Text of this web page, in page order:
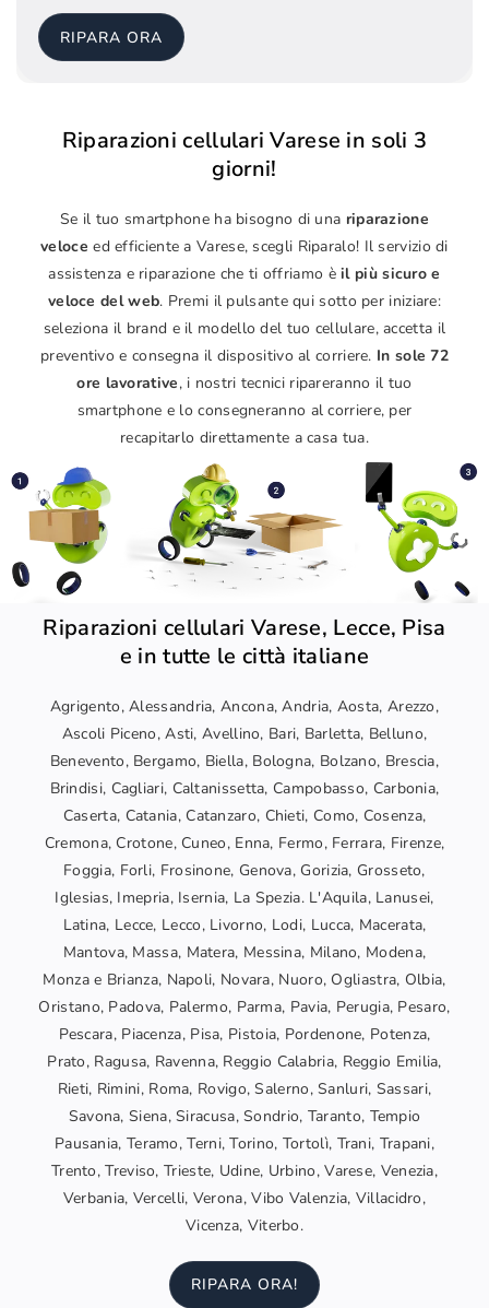
RIPARA ORA
Riparazioni cellulari Varese in soli 3
giorni!
Se il tuo smartphone ha bisogno di una riparazione
veloceed efficiente a Varese, scegli Riparalo! Il servizio di
assistenza e riparazione che ti offriamo èil più sicuro e
veloce del web. Premi il pulsante qui sotto per iniziare:
seleziona il brand e il modello del tuo cellulare, accetta il
preventivo e consegna il dispositivo al corriere. In sole 72
ore lavorative, i nostri tecnici ripareranno il tuo
smartphone e lo consegneranno al corriere, per
recapitarlo direttamente a casa tua.
Riparazioni cellulari Varese, Lecce, Pisa
e in tutte le città italiane
Agrigento, Alessandria, Ancona, Andria, Aosta, Arezzo,
Ascoli Piceno, Asti, Avellino, Bari, Barletta, Belluno,
Benevento, Bergamo, Biella, Bologna, Bolzano, Brescia,
Brindisi, Cagliari, Caltanissetta, Campobasso, Carbonia,
Caserta, Catania, Catanzaro, Chieti, Como, Cosenza,
Cremona, Crotone, Cuneo, Enna, Fermo, Ferrara, Firenze,
Foggia, Forli, Frosinone, Genova, Gorizia, Grosseto,
Iglesias, Imepria, Isernia, La Spezia. L'Aquila, Lanusei,
Latina, Lecce, Lecco, Livorno, Lodi, Lucca, Macerata,
Mantova, Massa, Matera, Messina, Milano, Modena,
Monza e Brianza, Napoli, Novara, Nuoro, Ogliastra, Olbia,
Oristano, Padova, Palermo, Parma, Pavia, Perugia, Pesaro,
Pescara, Piacenza, Pisa, Pistoia, Pordenone, Potenza,
Prato, Ragusa, Ravenna, Reggio Calabria, Reggio Emilia,
Rieti, Rimini, Roma, Rovigo, Salerno, Sanluri, Sassari,
Savona, Siena, Siracusa, Sondrio, Taranto, Tempio
Pausania, Teramo, Terni, Torino, Tortolì, Trani, Trapani,
Trento, Treviso, Trieste, Udine, Urbino, Varese, Venezia,
Verbania, Vercelli, Verona, Vibo Valenzia, Villacidro,
Vicenza, Viterbo.
RIPARA ORA!